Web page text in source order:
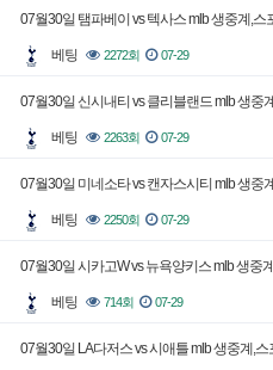
07월30일 탬파베이 vs 텍사스 mlb 생중계,
베팅 2272회 07-29
07월30일 신시내티 vs 클리블랜드 mlb 생중
베팅 2263회 07-29
07월30일 미네소타 vs 캔자스시티 mlb 생중
베팅 2250회 07-29
07월30일 시카고W vs 뉴욕양키스 mlb 생중
베팅 714회 07-29
07월30일 LA다저스 vs 시애틀 mlb 생중계,